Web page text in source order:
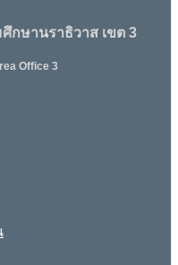
กษานราธิวาส เขต 3
Office 3